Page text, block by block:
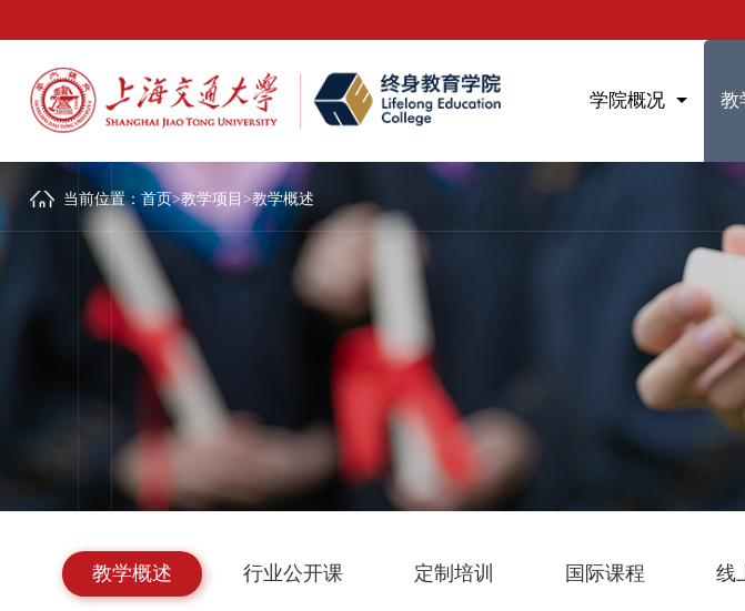
学院概况 教
当前位置： 首页>教学项目 >教学概述
教学概述 行业公开课 定制培训 国际课程 线